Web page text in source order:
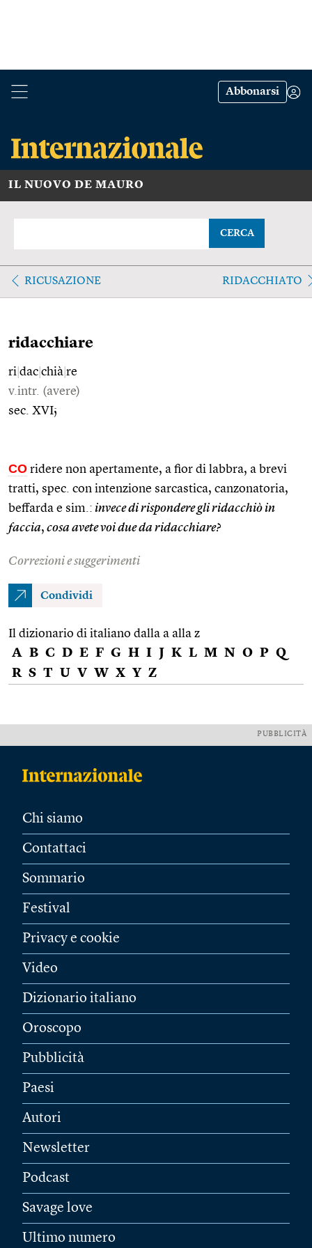
Abbonarsi
IL NUOVO DE MAURO
CERCA
RICUSAZIONE RIDACCHIATO
ridacchiare
ri dac chià re
v.intr. (avere)
sec. XVI;
CO ridere non apertamente, a fior di labbra, a brevi
tratti, spec. con intenzione sarcastica, canzonatoria,
beffarda e sim.: invece di rispondere gli ridacchiò in
faccia, cosa avete voi due da ridacchiare?
Correzioni e suggerimenti
Condividi
Il dizionario di italiano dalla a alla z
A B C D E F G H I J K L M N O P Q
R S T U V W X Y Z
PUBBLICITÀ
Chi siamo
Contattaci
Sommario
Festival
Privacy e cookie
Video
Dizionario italiano
Oroscopo
Pubblicità
Paesi
Autori
Newsletter
Podcast
Savage love
Ultimo numero